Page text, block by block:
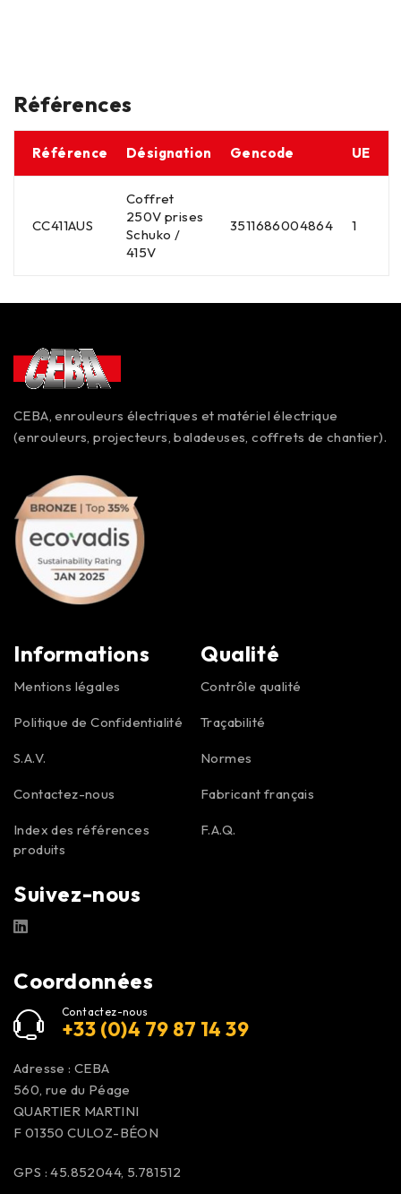
Références
Référence Désignation Gencode UE
CC411AUS
Coffret
250V prises
Schuko /
415V
3511686004864 1
CEBA, enrouleurs électriques et matériel électrique
(enrouleurs, projecteurs, baladeuses, coffrets de chantier).
Informations
Mentions légales
Politique de Confidentialité
S.A.V.
Contactez-nous
Index des références
produits
Suivez-nous
Qualité
Contrôle qualité
Traçabilité
Normes
Fabricant français
F.A.Q.
Coordonnées
Contactez-nous
+33 (0)4 79 87 14 39
Adresse : CEBA
560, rue du Péage
QUARTIER MARTINI
F 01350CULOZ-BÉON
GPS : 45.852044, 5.781512